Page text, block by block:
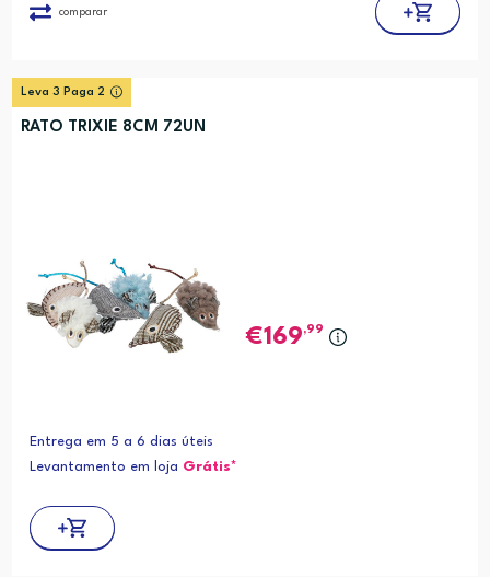
comparar
Leva 3 Paga 2
RATO TRIXIE 8CM 72UN
169,99
Entrega em 5 a 6 dias úteis
Levantamento em loja Grátis*